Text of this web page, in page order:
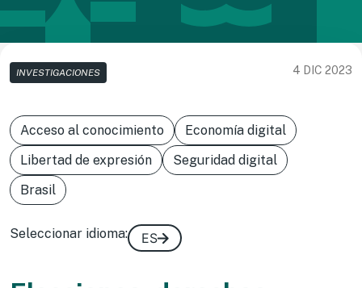
INVESTIGACIONES 4 DIC 2023
Acceso al conocimiento
Economía digital
Libertad de expresión
Seguridad digital
Brasil
Seleccionar idioma: ES